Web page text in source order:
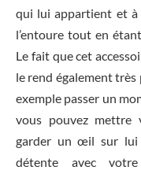
qui lui appartient et
l’entoure tout en
Le fait que cet
le rend également
exemple passer un
vous pouvez mettre
garder un œil sur lui
détente avec